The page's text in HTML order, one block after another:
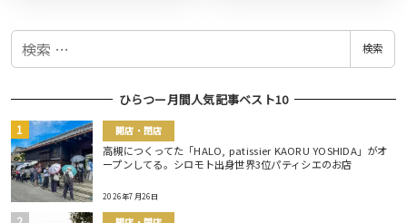
検
検索
ひらつー月間人気記事ベスト10
開店・閉店
高槻につくってた「HALO, patissier KAORU YOSHIDA」がオ
ープンしてる。シロモト出身世界3位パティシエのお店
2026年7月26日